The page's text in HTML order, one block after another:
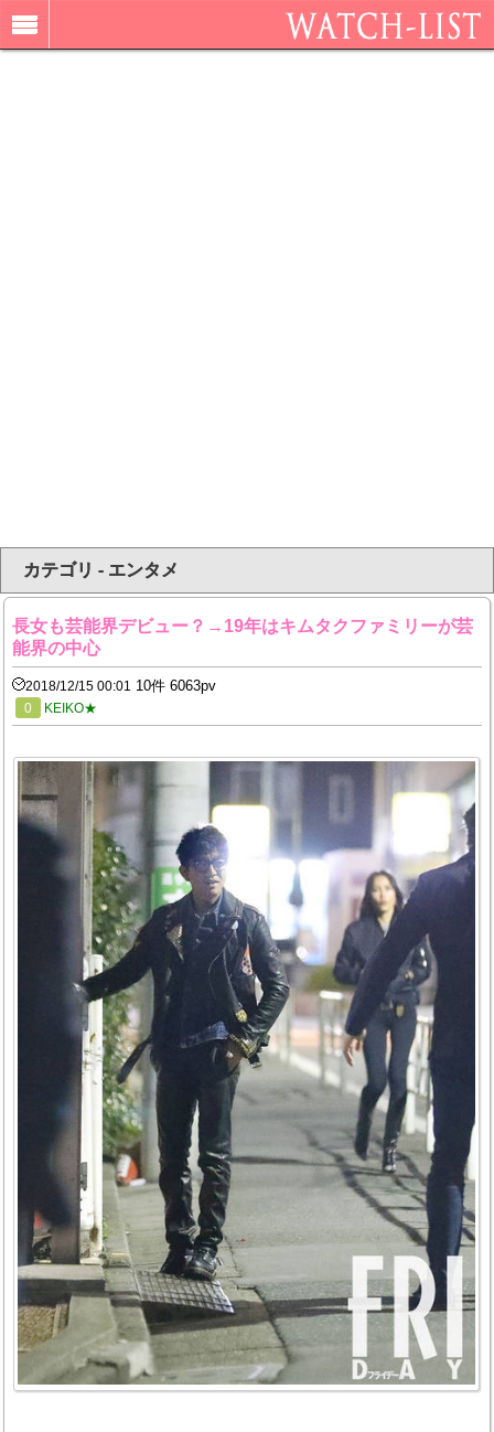
カテゴリ - エンタメ
長女も芸能界デビュー？→19年はキムタクファミリーが芸
能界の中心
2018/12/15 00:01 10件 6063pv
0 KEIKO★